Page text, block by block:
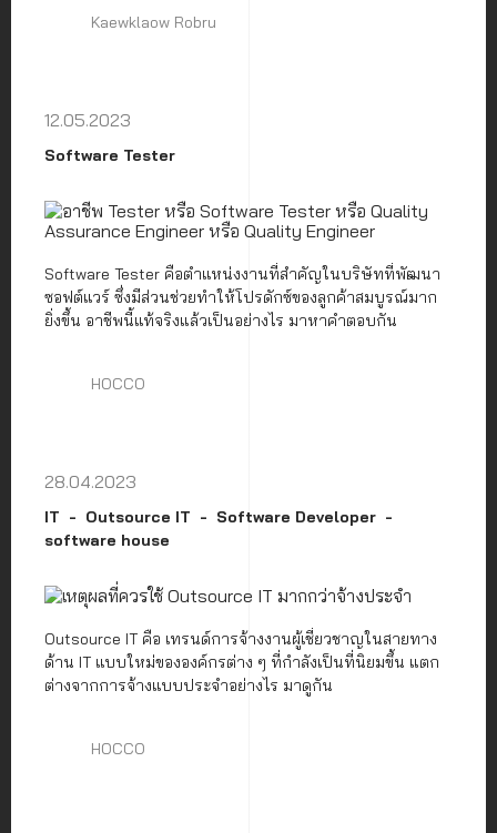
Kaewklaow Robru
12.05.2023
Software Tester
Software Tester คือตำแหน่งงานที่สำคัญในบริษัทที่พัฒนา
ซอฟต์แวร์ ซึ่งมีส่วนช่วยทำให้โปรดักซ์ของลูกค้าสมบูรณ์มาก
ยิ่งขึ้น อาชีพนี้แท้จริงแล้วเป็นอย่างไร มาหาคำตอบกัน
HOCCO
28.04.2023
IT Outsource IT
Software Developer
software house
Outsource IT คือ เทรนด์การจ้างงานผู้เชี่ยวชาญในสายทาง
ด้าน IT แบบใหม่ขององค์กรต่าง ๆ ที่กำลังเป็นที่นิยมขึ้น แตก
ต่างจากการจ้างแบบประจำอย่างไร มาดูกัน
HOCCO